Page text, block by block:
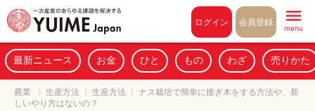
ログイン 会員登録
menu
最新ニュース お金 ひと もの わざ 売りかた
農業 〉 生産方法 〉 生産方法 〉 ナス栽培で簡単に接ぎ木をする方法や、新
しいやり方はないの？